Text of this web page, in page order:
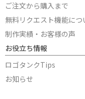
ご注文から購入まで
無料リクエスト機能につ
制作実績・お客様の声
お役立ち情報
ロゴタンクTips
お知らせ